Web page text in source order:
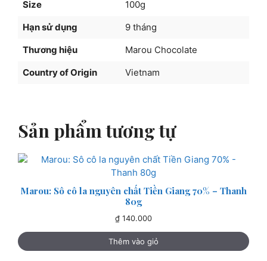
lượng
Size
100g
Hạn sử dụng
9 tháng
Thương hiệu
Marou Chocolate
Country of Origin
Vietnam
Sản phẩm tương tự
Marou: Sô cô la nguyên chất Tiền Giang 70% – Thanh
80g
₫ 140.000
Thêm vào giỏ